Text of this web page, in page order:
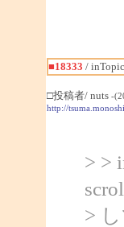
■18333 /
□投稿者/ nuts -
http://
> >
>